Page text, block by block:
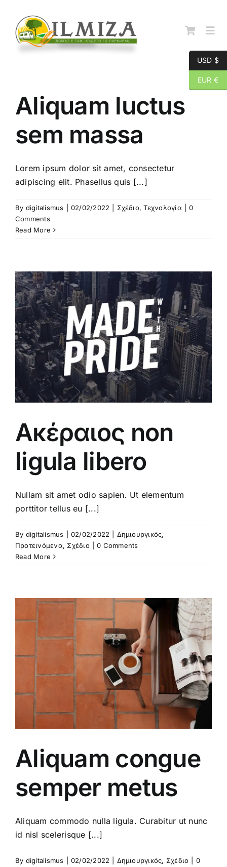
content
За нас
Каталог
Контакти
Aliquam luctus
sem massa
Lorem ipsum dolor sit amet, consectetur
adipiscing elit. Phasellus quis [...]
By digitalismus 02/02/2022 Σχέδιο,Τεχνολογία
0
Comments
Read More
Ακέραιος non
ligula libero
Nullam sit amet odio sapien. Ut elementum
porttitor tellus eu [...]
By digitalismus 02/02/2022 Δημιουργικός,
Προτεινόμενα, Σχέδιο
0 Comments
Read More
Aliquam congue
semper metus
Aliquam commodo nulla ligula. Curabitur ut nunc
id nisl scelerisque [...]
By digitalismus 02/02/2022 Δημιουργικός, Σχέδιο
0
USD $
EUR €